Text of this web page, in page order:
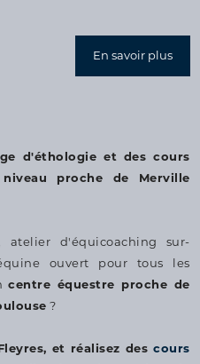
En savoir plus
d'éthologie et des cours
proche de Merville
atelier d'équicoaching sur-
ouvert pour tous les
centre équestre proche de
?
et réalisez descours